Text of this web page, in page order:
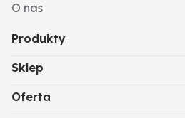
O nas
Produkty
Sklep
Oferta